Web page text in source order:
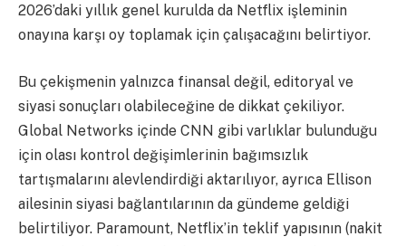
2026’daki yıllık genel kurulda da Netflix işleminin
onayına karşı oy toplamak için çalışacağını belirtiyor.
Bu çekişmenin yalnızca finansal değil, editoryal ve
siyasi sonuçları olabileceğine de dikkat çekiliyor.
Global Networks içinde CNN gibi varlıklar bulunduğu
için olası kontrol değişimlerinin bağımsızlık
tartışmalarını alevlendirdiği aktarılıyor, ayrıca Ellison
ailesinin siyasi bağlantılarının da gündeme geldiği
belirtiliyor. Paramount, Netflix’in teklif yapısının (nakit